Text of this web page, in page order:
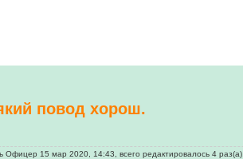
повод хорош.
Офицер 15 мар 2020, 14:43, всего редактировалось 4 раз(а).